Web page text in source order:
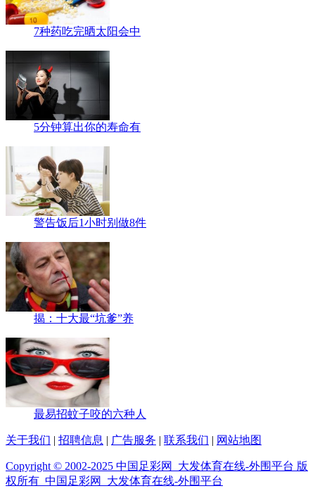
7种药吃完晒太阳会中
5分钟算出你的寿命有
警告饭后1小时别做8件
揭：十大最“坑爹”养
最易招蚊子咬的六种人
关于我们 | 招聘信息 | 广告服务 | 联系我们 | 网站地图
Copyright © 2002-2025 中国足彩网_大发体育在线-外围平台 版
权所有 中国足彩网_大发体育在线-外围平台